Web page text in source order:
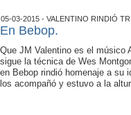
05-03-2015 - VALENTINO RINDIÓ
En Bebop.
Que JM Valentino es el músico
sigue la técnica de Wes
en Bebop rindió homenaje a su
los acompañó y estuvo a la